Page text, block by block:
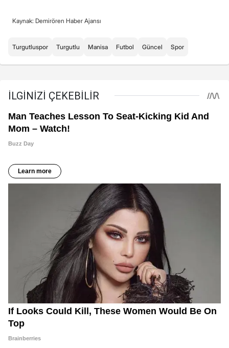
Kaynak: Demirören Haber Ajansı
Turgutluspor Turgutlu Manisa Futbol Güncel Spor